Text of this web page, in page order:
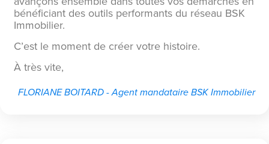
bénéficiant des outils performants du réseau BSK
Immobilier.
C’est le moment de créer votre histoire.
À très vite,
FLORIANE BOITARD - Agent mandataire BSK Immobilier